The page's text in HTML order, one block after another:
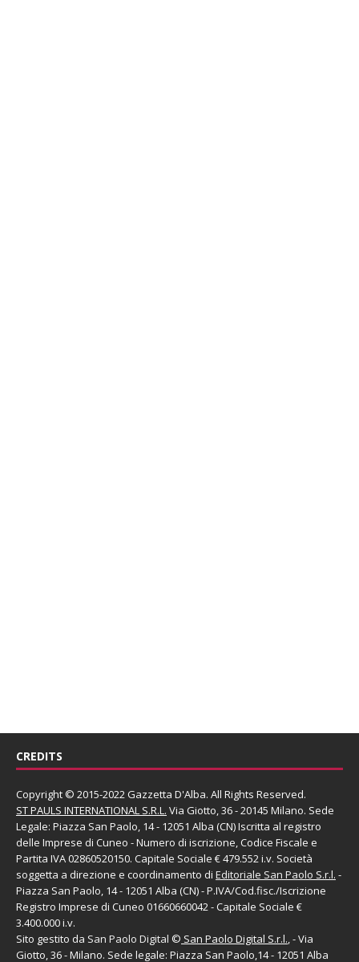
CREDITS
Copyright © 2015-2022 Gazzetta D'Alba. All Rights Reserved.
ST PAULS INTERNATIONAL S.R.L. Via Giotto, 36 - 20145 Milano. Sede
Legale: Piazza San Paolo, 14 - 12051 Alba (CN) Iscritta al registro
delle Imprese di Cuneo - Numero di iscrizione, Codice Fiscale e
Partita IVA 02860520150. Capitale Sociale € 479.552 i.v. Società
soggetta a direzione e coordinamento di Editoriale San Paolo S.r.l. -
Piazza San Paolo, 14 - 12051 Alba (CN) - P.IVA/Cod.fisc./Iscrizione
Registro Imprese di Cuneo 01660660042 - Capitale Sociale €
3.400.000 i.v.
Sito gestito da San Paolo Digital © San Paolo Digital S.r.l., - Via
Giotto, 36 - Milano. Sede legale: Piazza San Paolo,14 - 12051 Alba